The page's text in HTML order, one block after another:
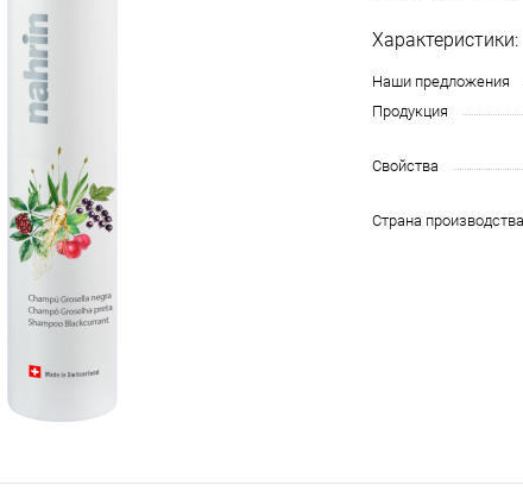
Характеристики:
Наши предложения
Продукция
Свойства
Страна производства